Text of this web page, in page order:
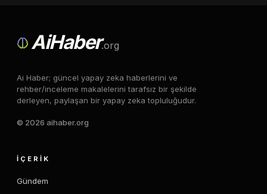
AiHaber.org
Ai Haber; güncel yapay zeka haberlerini ve
rehber/inceleme makalelerini tarafsız bir şekilde
derleyen, paylaşan bir yapay zeka topluluğudur.
© 2026 aihaber.org
İÇERIK
Gündem